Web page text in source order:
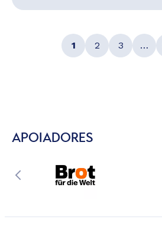
1 2 3 …
APOIADORES